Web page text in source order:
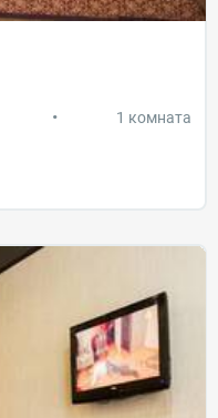
• 1 комната